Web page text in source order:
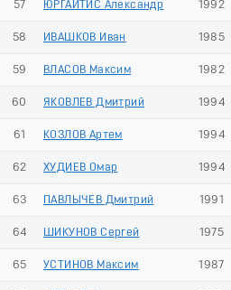
57 ЮРГАЙТИС Александр 1992
58 ИВАШКОВ Иван 1985
59 ВЛАСОВ Максим 1982
60 ЯКОВЛЕВ Дмитрий 1994
61 КОЗЛОВ Артем 1994
62 ХУДИЕВ Омар 1994
63 ПАВЛЫЧЕВ Дмитрий 1991
64 ШИКУНОВ Сергей 1975
65 УСТИНОВ Максим 1987